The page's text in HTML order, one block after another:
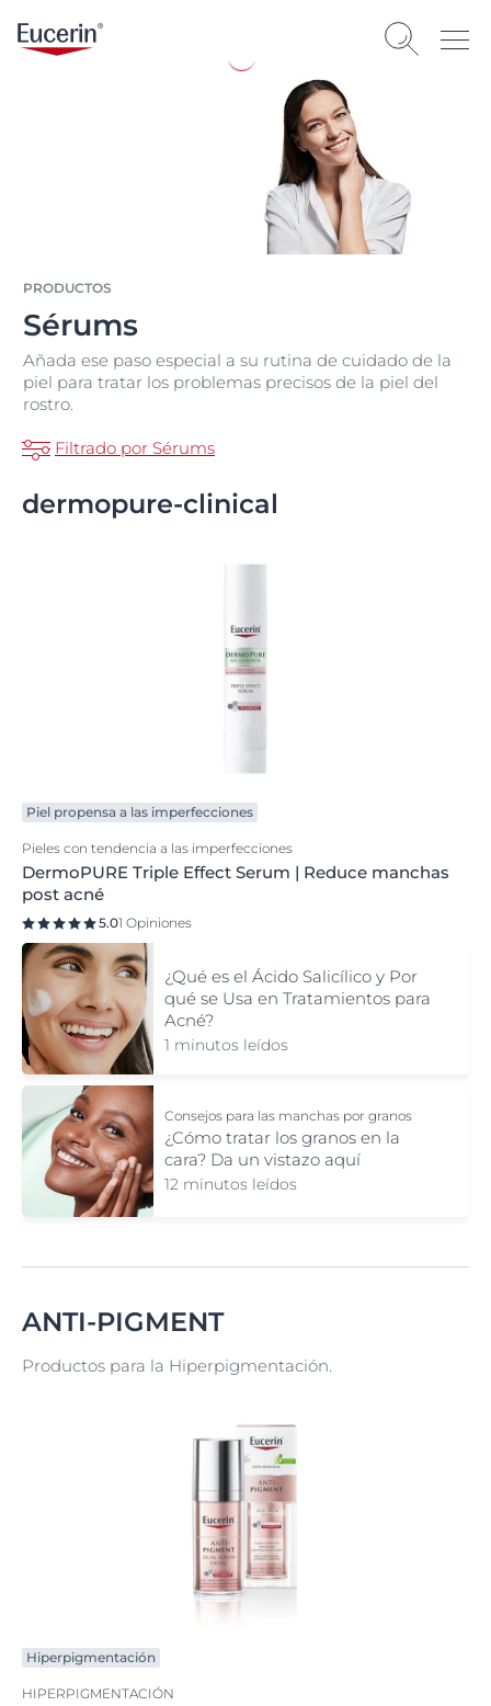
PRODUCTOS
Sérums
Añada ese paso especial a su rutina de cuidado de la
piel para tratar los problemas precisos de la piel del
rostro.
Filtrado por Sérums
dermopure-clinical
Piel propensa a las imperfecciones
Pieles con tendencia a las imperfecciones
DermoPURE Triple Effect Serum | Reduce manchas
post acné
5.01 Opiniones
¿Qué es el Ácido Salicílico y Por
qué se Usa en Tratamientos para
Acné?
1 minutos leídos
Consejos para las manchas por granos
¿Cómo tratar los granos en la
cara? Da un vistazo aquí
12 minutos leídos
ANTI-PIGMENT
Productos para la Hiperpigmentación.
Hiperpigmentación
HIPERPIGMENTACIÓN